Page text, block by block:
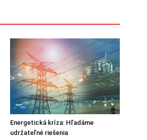
Energetická kríza: Hľadáme
udržateľné riešenia